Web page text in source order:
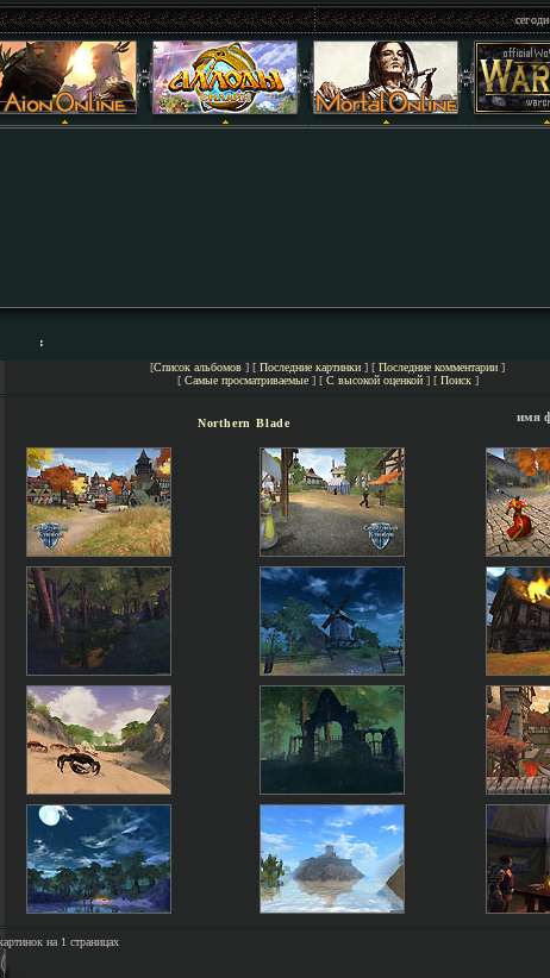
:
[Список альбомов ] [ Последние картинки ] [ Последние комментарии ]
[ Самые просматриваемые] [ С высокой оценкой] [ Поиск]
Northern Blade имя
на 1 страницах